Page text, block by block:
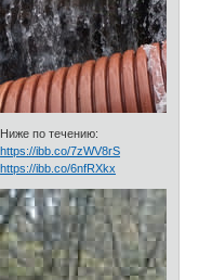
Ниже по течению:
https://ibb.co/7zWV8rS
https://ibb.co/6nfRXkx